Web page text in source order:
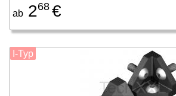
ab 268 €
I-Typ